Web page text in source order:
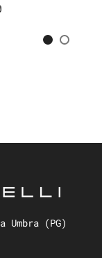
Umbra (PG)